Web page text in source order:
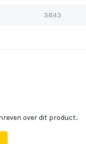
3843
over dit product..